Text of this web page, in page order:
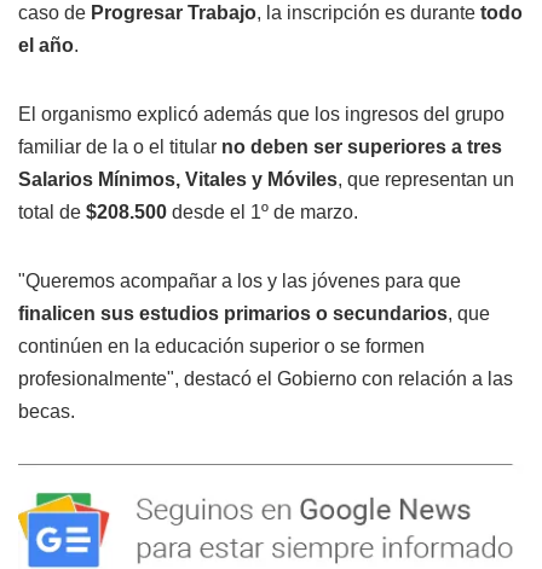
caso de Progresar Trabajo, la inscripción es durante todo
el año.
El organismo explicó además que los ingresos del grupo
familiar de la o el titular no deben ser superiores a tres
Salarios Mínimos, Vitales y Móviles, que representan un
total de $208.500 desde el 1º de marzo.
"Queremos acompañar a los y las jóvenes para que
finalicen sus estudios primarios o secundarios, que
continúen en la educación superior o se formen
profesionalmente", destacó el Gobierno con relación a las
becas.